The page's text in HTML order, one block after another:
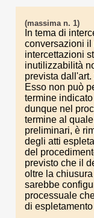
(massima n. 1)
In tema di
conversazioni
intercettazioni
inutilizzabilità
prevista
Esso non può
termine
dunque nel
termine al
preliminari, è
degli atti
del
previsto che il
oltre la
sarebbe
processuale
di